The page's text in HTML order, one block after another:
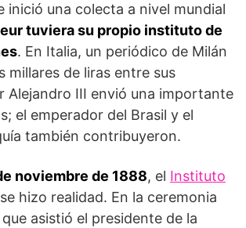
inició una colecta a nivel mundial
tuviera su propio instituto de
. En Italia, un periódico de Milán
millares de liras entre sus
Alejandro III envió una importante
el emperador del Brasil y el
también contribuyeron.
noviembre de 1888, el Instituto
se hizo realidad. En la ceremonia
asistió el presidente de la